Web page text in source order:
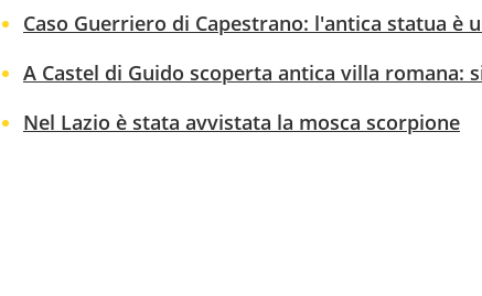
Caso Guerriero di Capestrano: l'antica statua è
A Castel di Guido scoperta antica villa romana:
Nel Lazio è stata avvistata la mosca scorpione